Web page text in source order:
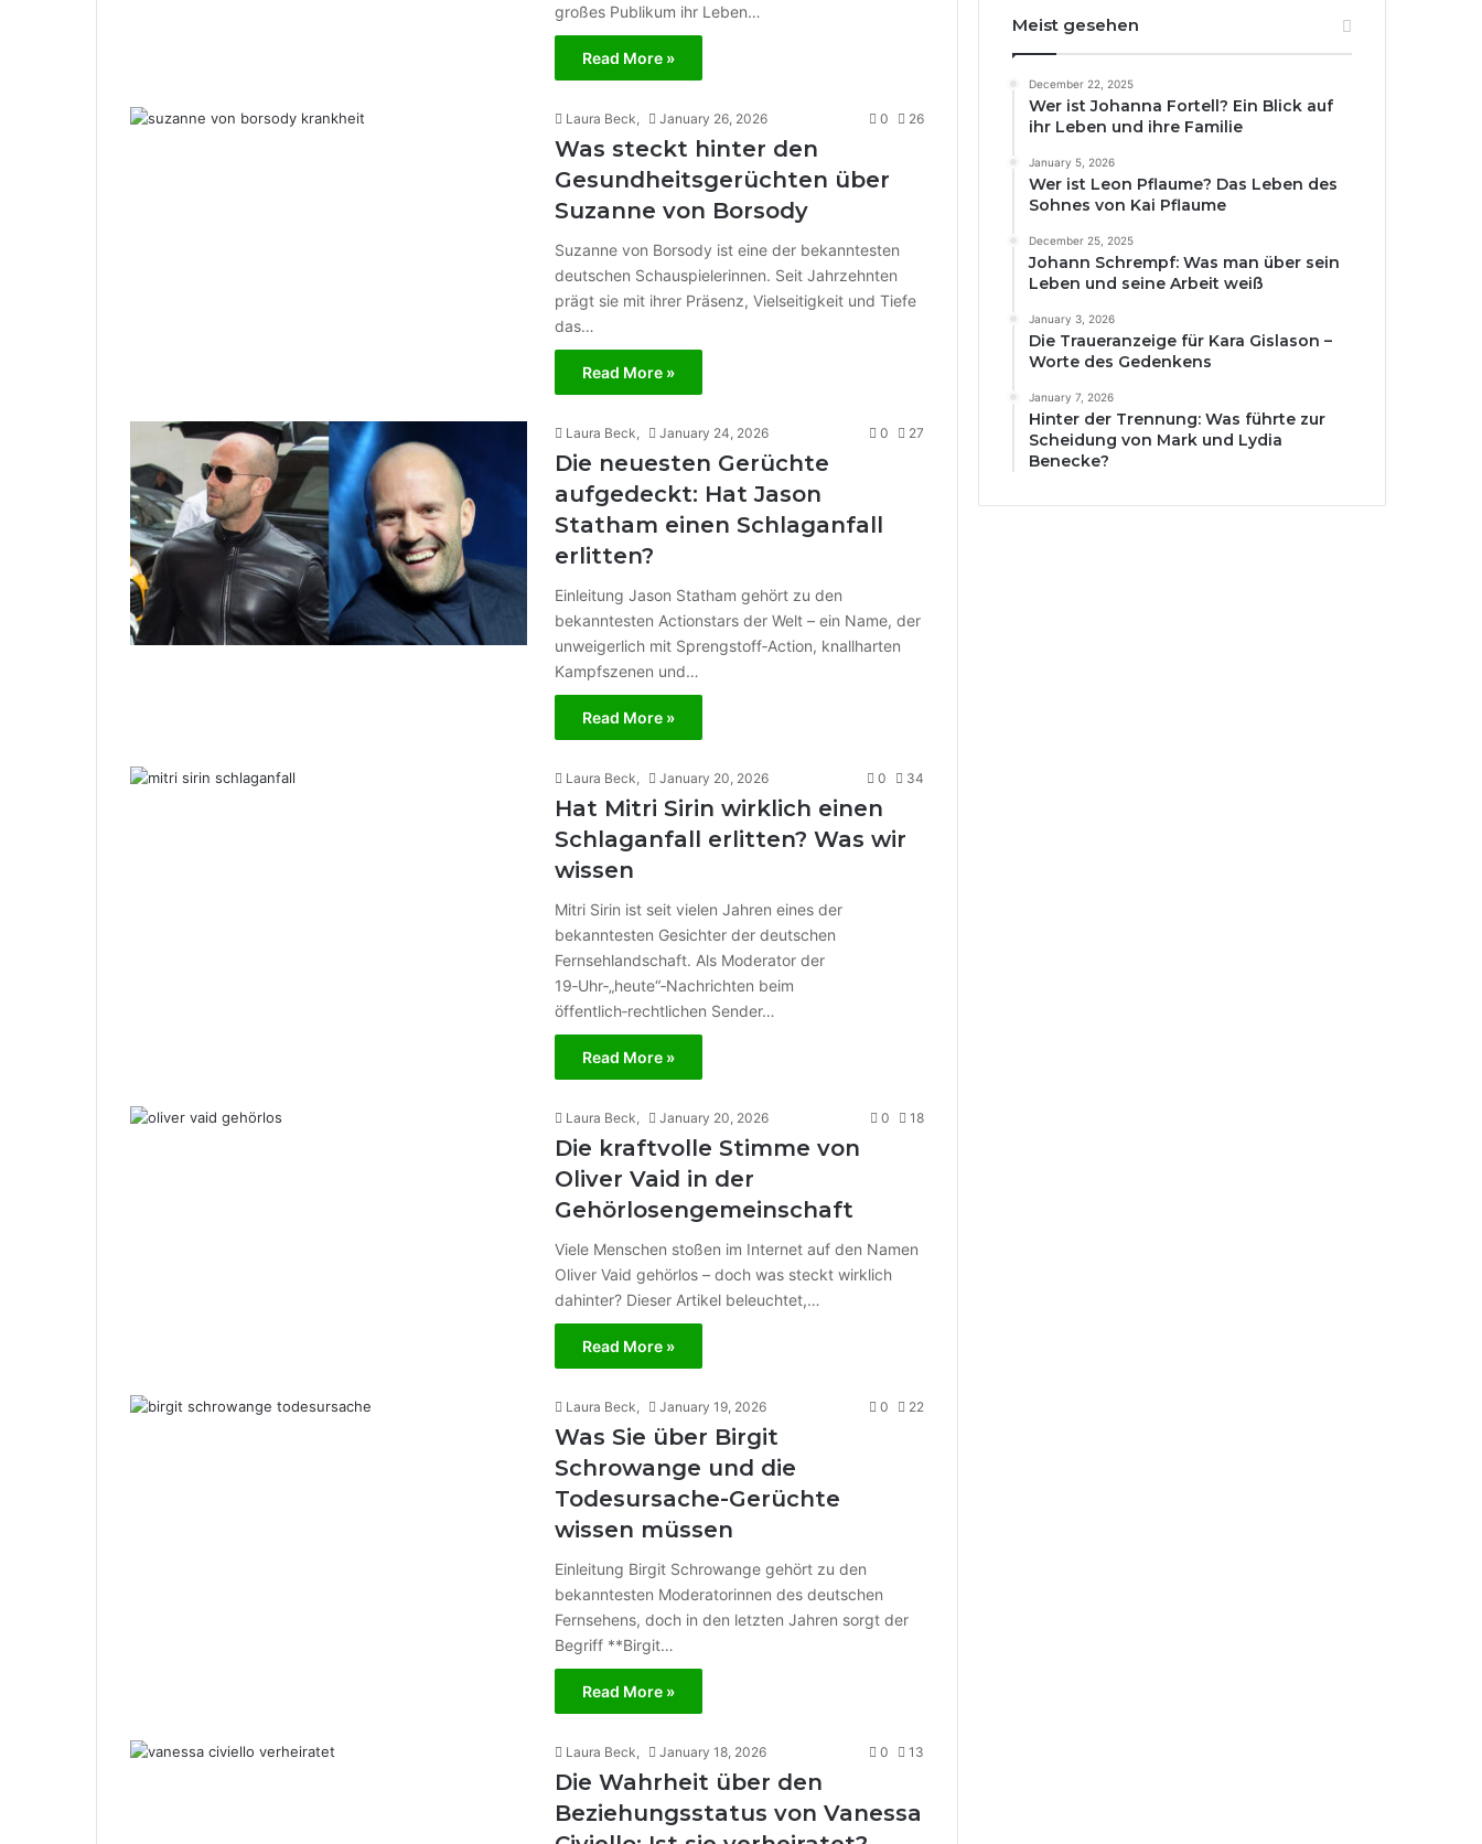
großes Publikum ihr Leben…
Read More »
Laura Beck, January 26, 2026 0 26
Was steckt hinter den
Gesundheitsgerüchten über
Suzanne von Borsody
Suzanne von Borsody ist eine der bekanntesten
deutschen Schauspielerinnen. Seit Jahrzehnten
prägt sie mit ihrer Präsenz, Vielseitigkeit und Tiefe
das…
Read More »
Laura Beck, January 24, 2026 0 27
Die neuesten Gerüchte
aufgedeckt: Hat Jason
Statham einen Schlaganfall
erlitten?
Einleitung Jason Statham gehört zu den
bekanntesten Actionstars der Welt – ein Name, der
unweigerlich mit Sprengstoff‑Action, knallharten
Kampfszenen und…
Read More »
Laura Beck, January 20, 2026 0 34
Hat Mitri Sirin wirklich einen
Schlaganfall erlitten? Was wir
wissen
Mitri Sirin ist seit vielen Jahren eines der
bekanntesten Gesichter der deutschen
Fernsehlandschaft. Als Moderator der
19‑Uhr‑„heute“‑Nachrichten beim
öffentlich‑rechtlichen Sender…
Read More »
Laura Beck, January 20, 2026 0 18
Die kraftvolle Stimme von
Oliver Vaid in der
Gehörlosengemeinschaft
Viele Menschen stoßen im Internet auf den Namen
Oliver Vaid gehörlos – doch was steckt wirklich
dahinter? Dieser Artikel beleuchtet,…
Read More »
Laura Beck, January 19, 2026 0 22
Was Sie über Birgit
Schrowange und die
Todesursache-Gerüchte
wissen müssen
Einleitung Birgit Schrowange gehört zu den
bekanntesten Moderatorinnen des deutschen
Fernsehens, doch in den letzten Jahren sorgt der
Begriff **Birgit…
Read More »
Laura Beck, January 18, 2026 0 13
Die Wahrheit über den
Beziehungsstatus von Vanessa
Meist gesehen
December 22, 2025
Wer ist Johanna Fortell? Ein Blick auf
ihr Leben und ihre Familie
January 5, 2026
Wer ist Leon Pflaume? Das Leben des
Sohnes von Kai Pflaume
December 25, 2025
Johann Schrempf: Was man über sein
Leben und seine Arbeit weiß
January 3, 2026
Die Traueranzeige für Kara Gislason –
Worte des Gedenkens
January 7, 2026
Hinter der Trennung: Was führte zur
Scheidung von Mark und Lydia
Benecke?